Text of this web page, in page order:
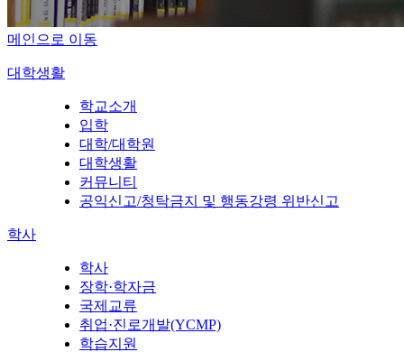
메인으로 이동
대학생활
학교소개
입학
대학/대학원
대학생활
커뮤니티
공익신고/청탁금지 및 행동강령 위반신고
학사
학사
장학·학자금
국제교류
취업·진로개발(YCMP)
학습지원